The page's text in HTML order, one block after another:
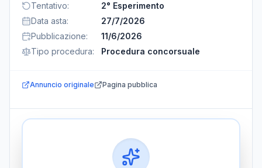
Tentativo:
2° Esperimento
Data asta:
27/7/2026
Pubblicazione:
11/6/2026
Tipo procedura: Procedura concorsuale
Annuncio originale Pagina pubblica